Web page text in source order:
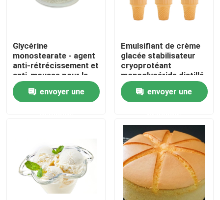
Maison
Produits
À propos de nous
Glycérine
monostearate - agent
anti-rétrécissement et
anti-mousse pour la
mousse EPE
envoyer une
Emulsifiant de crème
glacée stabilisateur
cryoprotéant
monoglycéride distillé
E471 usine de Chine
envoyer une